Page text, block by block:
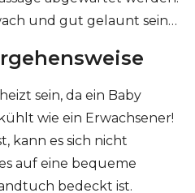
und gut gelaunt sein…
sein, da ein Baby
wie ein Erwachsener!
kann es sich nicht
auf eine bequeme
bedeckt ist.